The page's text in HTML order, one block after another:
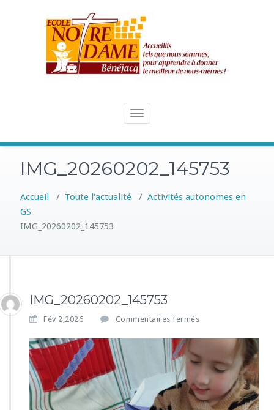
Toggle
IMG_20260202_145753
Accueil / Toute l'actualité / Activités autonomes en
GS
IMG_20260202_145753
IMG_20260202_145753
Fév 2,2026 Commentaires fermés
I
M
G
_
2